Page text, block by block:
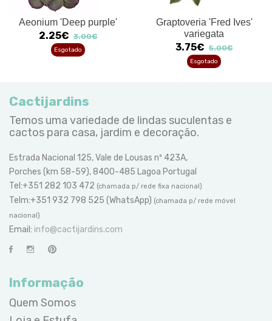
Aeonium 'Deep purple'
2.25€ 3.00€
Esgotado
Graptoveria 'Fred Ives'
variegata
3.75€ 5.00€
Esgotado
Cactijardins
Temos uma variedade de lindas suculentas e
cactos para casa, jardim e decoração.
Estrada Nacional 125, Vale de Lousas nº 423A,
Porches (km 58-59), 8400-485 Lagoa Portugal
Tel:+351 282 103 472 (chamada p/ rede fixa nacional)
Telm:+351 932 798 525 (WhatsApp) (chamada p/ rede móvel
nacional)
Email: info@cactijardins.com
Informação
Quem Somos